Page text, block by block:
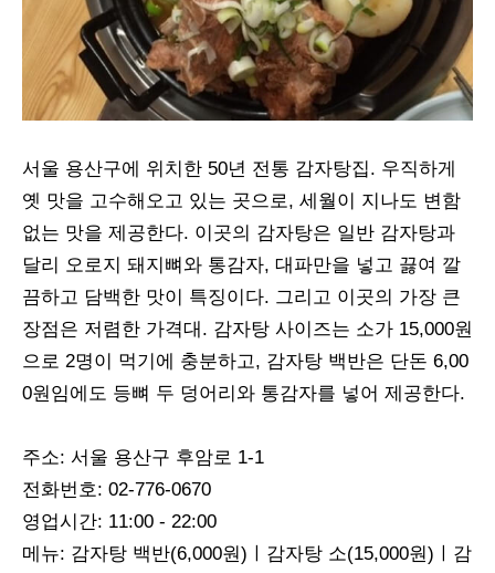
서울 용산구에 위치한 50년 전통 감자탕집. 우직하게
옛 맛을 고수해오고 있는 곳으로, 세월이 지나도 변함
없는 맛을 제공한다. 이곳의 감자탕은 일반 감자탕과
달리 오로지 돼지뼈와 통감자, 대파만을 넣고 끓여 깔
끔하고 담백한 맛이 특징이다. 그리고 이곳의 가장 큰
장점은 저렴한 가격대. 감자탕 사이즈는 소가 15,000원
으로 2명이 먹기에 충분하고, 감자탕 백반은 단돈 6,00
0원임에도 등뼈 두 덩어리와 통감자를 넣어 제공한다.
주소: 서울 용산구 후암로 1-1
전화번호: 02-776-0670
영업시간: 11:00 - 22:00
메뉴: 감자탕 백반(6,000원)ㅣ감자탕 소(15,000원)ㅣ감